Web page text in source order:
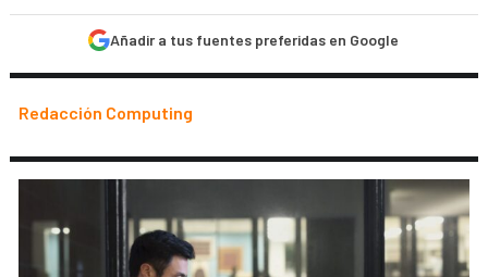
Añadir a tus fuentes preferidas en Google
Redacción Computing